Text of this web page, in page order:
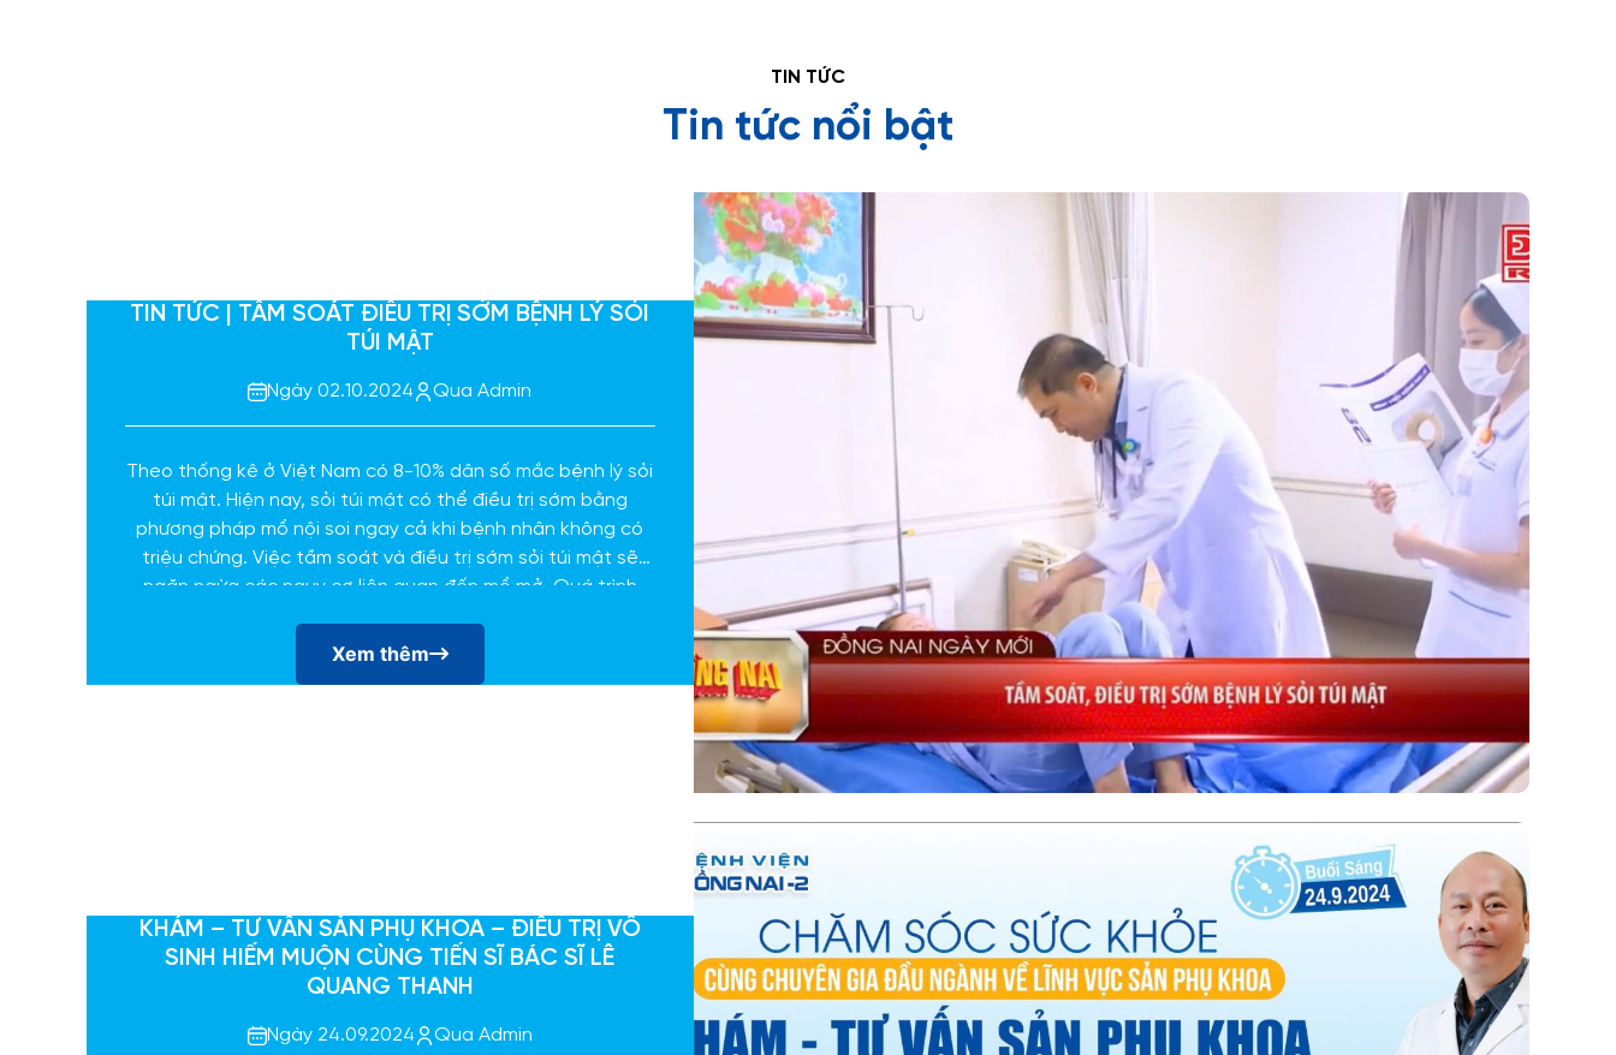
TIN TỨC
Tin tức nổi bật
TIN TỨC | TẦM SOÁT ĐIỀU TRỊ SỚM BỆNH LÝ SỎI
TÚI MẬT
Ngày 02.10.2024 Qua Admin
Theo thống kê ở Việt Nam có 8-10% dân số mắc bệnh lý sỏi
túi mật. Hiện nay, sỏi túi mật có thể điều trị sớm bằng
phương pháp mổ nội soi ngay cả khi bệnh nhân không có
triệu chứng. Việc tầm soát và điều trị sớm sỏi túi mật sẽ
ngăn ngừa các nguy cơ liên quan đến mổ mở. Quá trình
Xem thêm
KHÁM – TƯ VẤN SẢN PHỤ KHOA – ĐIỀU TRỊ VÔ
SINH HIẾM MUỘN CÙNG TIẾN SĨ BÁC SĨ LÊ
QUANG THANH
Ngày 24.09.2024 Qua Admin